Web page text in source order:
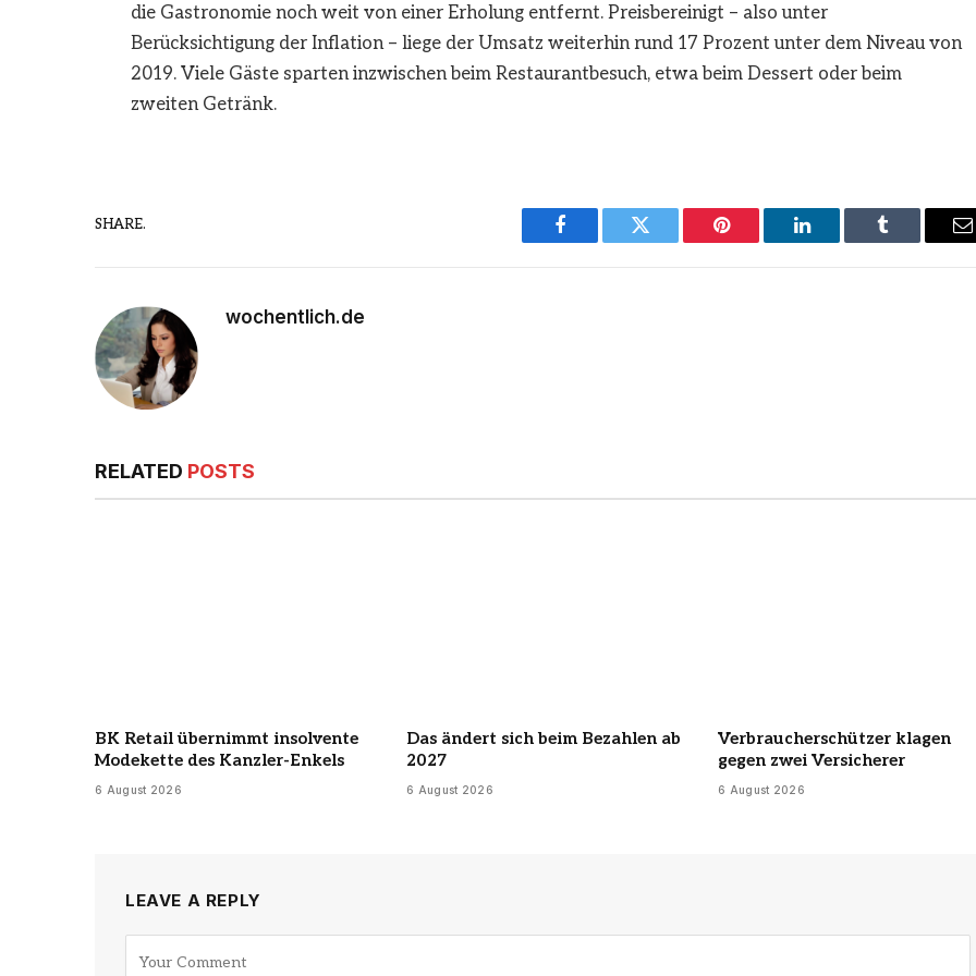
die Gastronomie noch weit von einer Erholung entfernt. Preisbereinigt – also unter
Berücksichtigung der Inflation – liege der Umsatz weiterhin rund 17 Prozent unter dem Niveau von
2019. Viele Gäste sparten inzwischen beim Restaurantbesuch, etwa beim Dessert oder beim
zweiten Getränk.
SHARE.
Facebook Twitter Pinterest LinkedIn Tumblr
wochentlich.de
RELATED POSTS
BK Retail übernimmt insolvente
Modekette des Kanzler-Enkels
6 August 2026
Das ändert sich beim Bezahlen ab
2027
6 August 2026
Verbraucherschützer klagen
gegen zwei Versicherer
6 August 2026
LEAVE A REPLY